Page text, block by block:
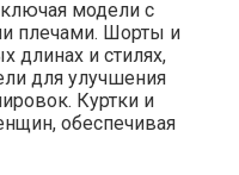
модели с
плечами. Шорты и
длинах и стилях,
для улучшения
Куртки и
обеспечивая